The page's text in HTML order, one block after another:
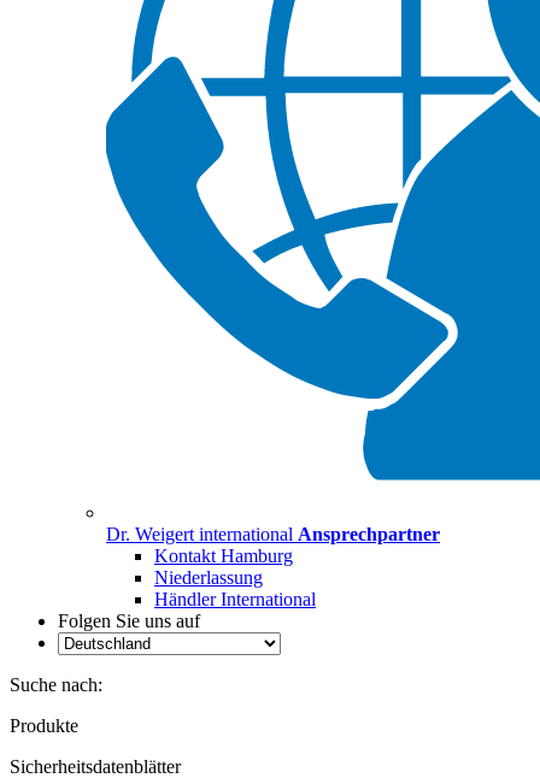
Dr. Weigert international Ansprechpartner
Kontakt Hamburg
Niederlassung
Händler International
Folgen Sie uns auf
Suche nach:
Produkte
Sicherheitsdatenblätter